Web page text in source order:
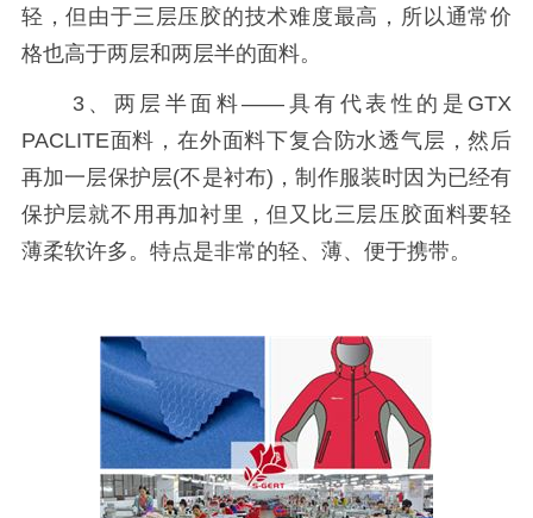
轻，但由于三层压胶的技术难度最高，所以通常价
格也高于两层和两层半的面料。
3、两层半面料——具有代表性的是GTX
PACLITE面料，在外面料下复合防水透气层，然后
再加一层保护层(不是衬布)，制作服装时因为已经有
保护层就不用再加衬里，但又比三层压胶面料要轻
薄柔软许多。特点是非常的轻、薄、便于携带。